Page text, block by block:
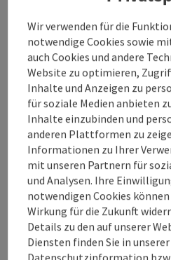
Beitrag merken
zum Merkzettel
PDF erstellen
powered byTOURDATA
Wir verwenden für die
notwendige Cookies sowie
auch Cookies und andere
Website zu optimieren,
Inhalte und Anzeigen zu
für soziale Medien anbieten
Inhalte einzubinden und
anderen Plattformen zu
Informationen zu Ihrer
mit unseren Partnern für
und Analysen. Ihre
notwendigen Cookies
Wirkung für die Zukunft
Details zu den auf unserer
Diensten finden Sie in unserer
Datenschutzinformation